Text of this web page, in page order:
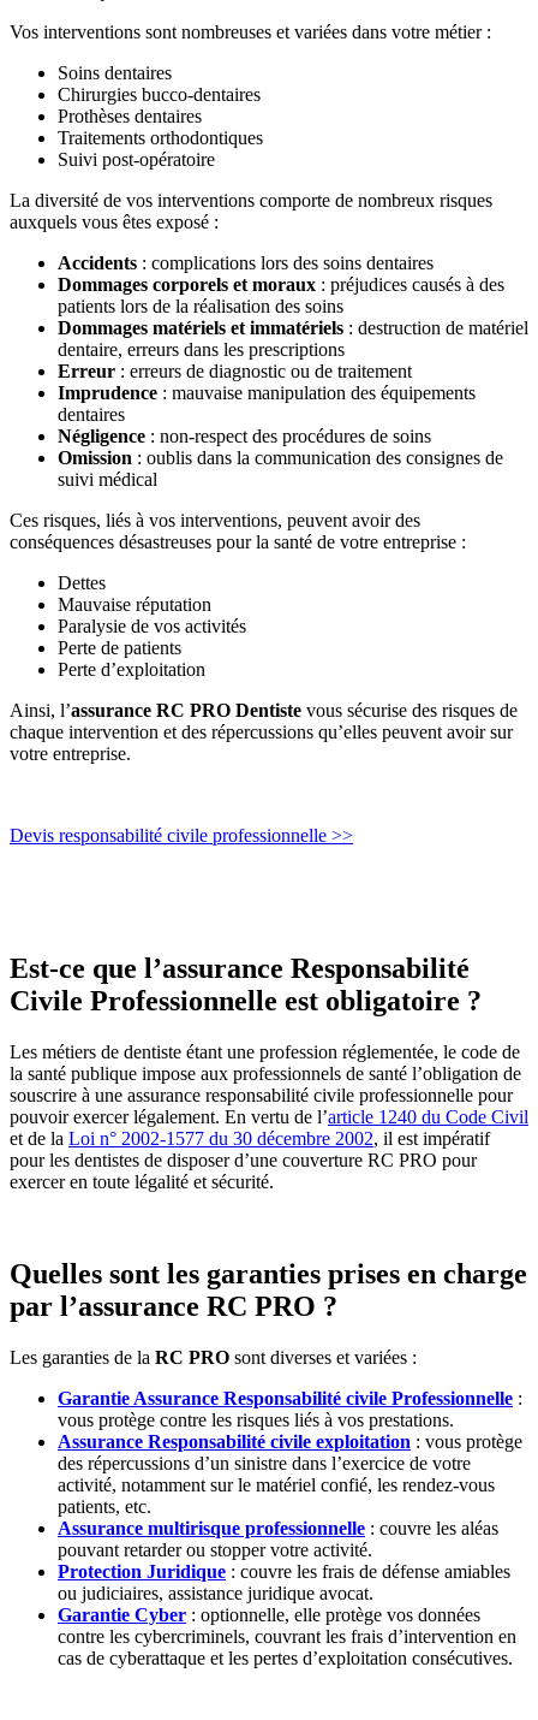
Vos interventions sont nombreuses et variées dans votre métier :
Soins dentaires
Chirurgies bucco-dentaires
Prothèses dentaires
Traitements orthodontiques
Suivi post-opératoire
La diversité de vos interventions comporte de nombreux risques
auxquels vous êtes exposé :
Accidents : complications lors des soins dentaires
Dommages corporels et moraux : préjudices causés à des
patients lors de la réalisation des soins
Dommages matériels et immatériels : destruction de matériel
dentaire, erreurs dans les prescriptions
Erreur : erreurs de diagnostic ou de traitement
Imprudence : mauvaise manipulation des équipements
dentaires
Négligence : non-respect des procédures de soins
Omission : oublis dans la communication des consignes de
suivi médical
Ces risques, liés à vos interventions, peuvent avoir des
conséquences désastreuses pour la santé de votre entreprise :
Dettes
Mauvaise réputation
Paralysie de vos activités
Perte de patients
Perte d’exploitation
Ainsi, l’assurance RC PRO Dentiste vous sécurise des risques de
chaque intervention et des répercussions qu’elles peuvent avoir sur
votre entreprise.
Devis responsabilité civile professionnelle >>
Est-ce que l’assurance Responsabilité
Civile Professionnelle est obligatoire ?
Les métiers de dentiste étant une profession réglementée, le code de
la santé publique impose aux professionnels de santé l’obligation de
souscrire à une assurance responsabilité civile professionnelle pour
pouvoir exercer légalement. En vertu de l’article 1240 du Code Civil
et de la Loi n° 2002-1577 du 30 décembre 2002, il est impératif
pour les dentistes de disposer d’une couverture RC PRO pour
exercer en toute légalité et sécurité.
Quelles sont les garanties prises en charge
par l’assurance RC PRO ?
Les garanties de la RC PRO sont diverses et variées :
Garantie Assurance Responsabilité civile Professionnelle :
vous protège contre les risques liés à vos prestations.
Assurance Responsabilité civile exploitation : vous protège
des répercussions d’un sinistre dans l’exercice de votre
activité, notamment sur le matériel confié, les rendez-vous
patients, etc.
Assurance multirisque professionnelle : couvre les aléas
pouvant retarder ou stopper votre activité.
Protection Juridique : couvre les frais de défense amiables
ou judiciaires, assistance juridique avocat.
Garantie Cyber : optionnelle, elle protège vos données
contre les cybercriminels, couvrant les frais d’intervention en
cas de cyberattaque et les pertes d’exploitation consécutives.